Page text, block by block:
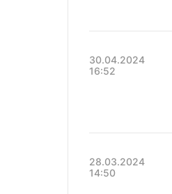
30.04.2024
16:52
28.03.2024
14:50